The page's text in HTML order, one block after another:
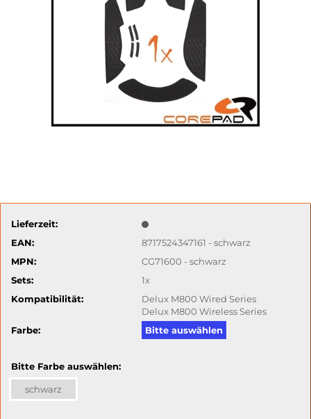
Lieferzeit:
EAN:
8717524347161 - schwarz
MPN:
CG71600 - schwarz
Sets:
1x
Kompatibilität:
Delux M800 Wired Series
Delux M800 Wireless Series
Farbe:
Bitte auswählen
Bitte Farbe auswählen:
schwarz